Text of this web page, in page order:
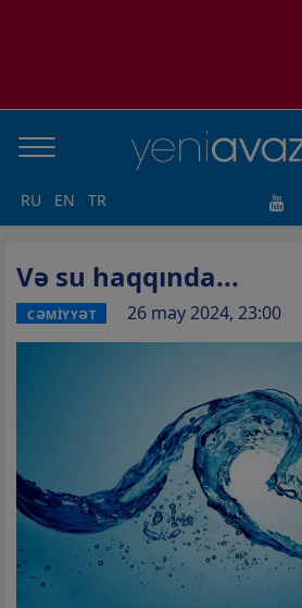
RU EN TR
Və su haqqında...
CƏMİYYƏT 26 may 2024, 23:00